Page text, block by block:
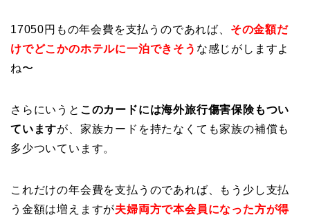
17050円もの年会費を支払うのであれば、 その金額だ
けでどこかのホテルに一泊できそう な感じがしますよ
ね〜
さらにいうと このカードには海外旅行傷害保険もつい
ていますが、家族カードを持たなくても家族の補償も
多少ついています。
これだけの年会費を支払うのであれば、もう少し支払
う金額は増えますが夫婦両方で本会員になった方が得